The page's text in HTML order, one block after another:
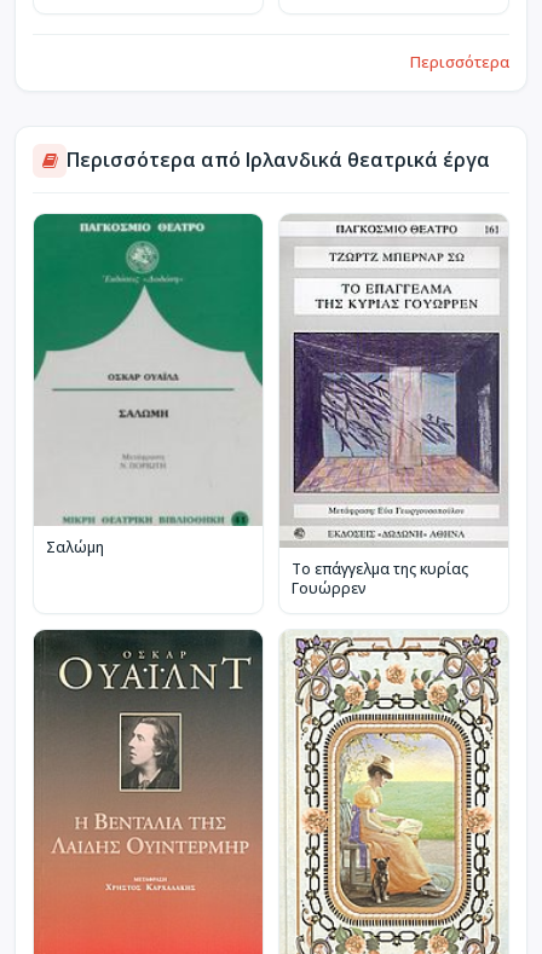
Περισσότερα
Περισσότερα από Ιρλανδικά θεατρικά έργα
Σαλώμη
Το επάγγελμα της κυρίας
Γουώρρεν